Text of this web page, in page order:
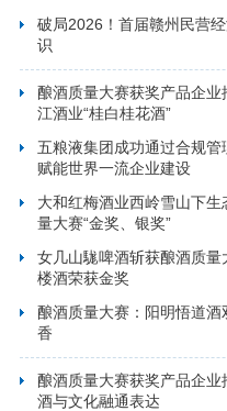
破局2026！首届赣州民营
识
酿酒质量大赛获奖产品企
江酒业“桂白桂花酒”
五粮液集团成功通过合规
赋能世界一流企业建设​
大和红梅酒业西岭雪山下
量大赛“金奖、银奖”
女几山駹啤酒斩获酿酒质
楼酒荣获金奖
酿酒质量大赛：阳明悟道
香
酿酒质量大赛获奖产品企
酒与文化融通表达